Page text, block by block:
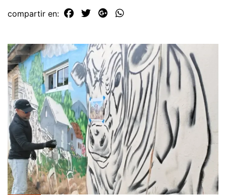
compartir en: